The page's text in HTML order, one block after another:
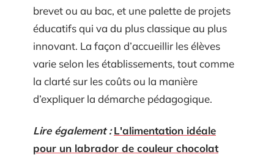
brevet ou au bac, et une palette de projets
éducatifs qui va du plus classique au plus
innovant. La façon d’accueillir les élèves
varie selon les établissements, tout comme
la clarté sur les coûts ou la manière
d’expliquer la démarche pédagogique.
Lire également : L'alimentation idéale
pour un labrador de couleur chocolat